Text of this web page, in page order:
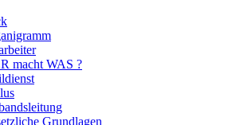
macht WAS ?
Grundlagen